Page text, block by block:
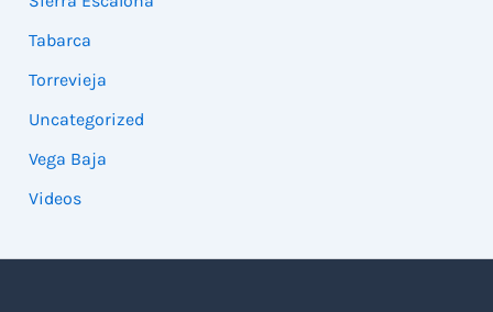
Tabarca
Torrevieja
Uncategorized
Vega Baja
Videos